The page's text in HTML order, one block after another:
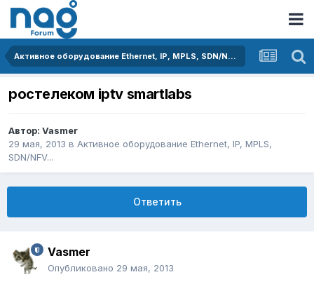
Активное оборудование Ethernet, IP, MPLS, SDN/NFV...
ростелеком iptv smartlabs
Автор: Vasmer
29 мая, 2013 в Активное оборудование Ethernet, IP, MPLS,
SDN/NFV...
Ответить
Vasmer
Опубликовано 29 мая, 2013